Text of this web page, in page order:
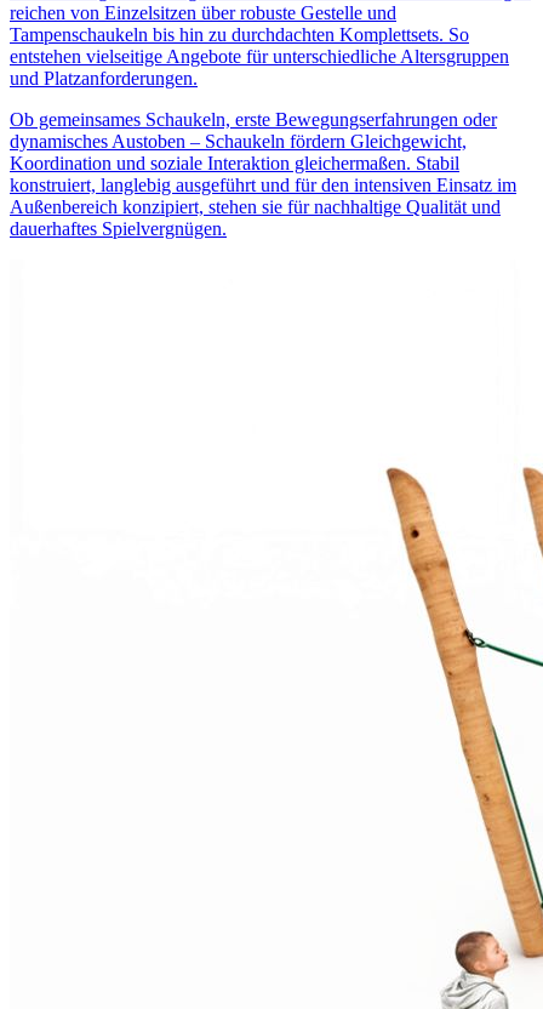
reichen von Einzelsitzen über robuste Gestelle und
Tampenschaukeln bis hin zu durchdachten Komplettsets. So
entstehen vielseitige Angebote für unterschiedliche Altersgruppen
und Platzanforderungen.
Ob gemeinsames Schaukeln, erste Bewegungserfahrungen oder
dynamisches Austoben – Schaukeln fördern Gleichgewicht,
Koordination und soziale Interaktion gleichermaßen. Stabil
konstruiert, langlebig ausgeführt und für den intensiven Einsatz im
Außenbereich konzipiert, stehen sie für nachhaltige Qualität und
dauerhaftes Spielvergnügen.